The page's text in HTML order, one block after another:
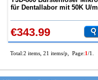
für Dentallabor mit 50K U/
€343.99
Total:2 items, 21 items/p, Page:1/1.